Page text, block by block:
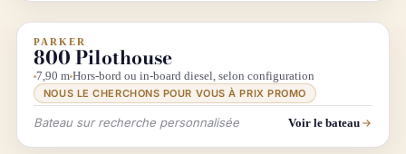
INFO & RECHERCHE
PARKER
800 Pilothouse
7,90 m Hors-bord ou in-board diesel, selon configuration
NOUS LE CHERCHONS POUR VOUS À PRIX PROMO
Bateau sur recherche personnalisée Voir le bateau